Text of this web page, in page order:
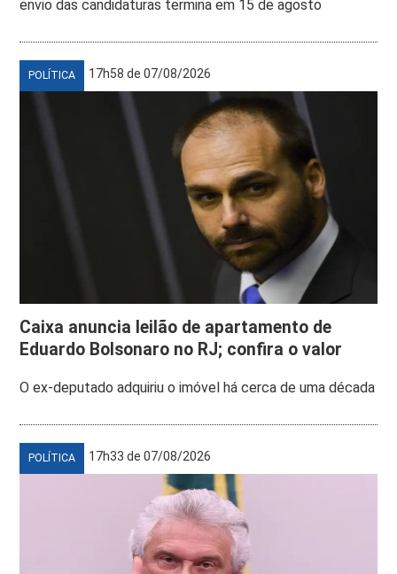
envio das candidaturas termina em 15 de agosto
POLÍTICA 17h58 de 07/08/2026
Caixa anuncia leilão de apartamento de
Eduardo Bolsonaro no RJ; confira o valor
O ex-deputado adquiriu o imóvel há cerca de uma década
POLÍTICA 17h33 de 07/08/2026